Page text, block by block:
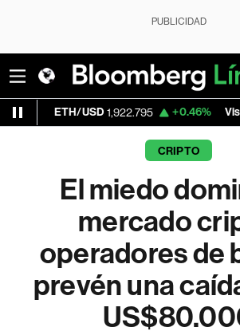
PUBLICIDAD
1,922.795 +0.46% Visa 362.50
CRIPTO
El miedo
mercado
operadores de
prevén una